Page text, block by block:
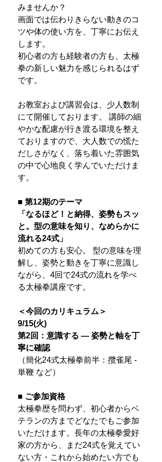
みませんか？
画面では伝わりきらない動きのコ
ツや体の使い方を、丁寧にお伝え
します。
初心者の方も経験者の方も、太極
拳の新しい魅力を感じられるはず
です。
お教室および講習会は、少人数制
にて開催しております。 講師の細
やかな配慮が行き渡る環境を整え
ておりますので、大人数での慌た
だしさがなく、落ち着いた雰囲気
の中で心地良く学んでいただけま
す。
■ 第12期のテーマ
「なるほど！と納得、姿勢もスッ
と。型の意味を知り、なめらかに
流れる24式」
初めての方も安心。 型の意味を理
解し、姿勢と動きを丁寧に意識し
ながら、4回で24式の流れを学べ
る太極拳講座です。
＜今回のカリキュラム＞
9/15(火)
第2回：意識する ― 姿勢と軸を丁
寧に確認
（簡化24式太極拳前半：攬雀尾 -
単鞭 など）
■ ご参加資格
太極拳歴を問わず、初心者からベ
テランの方までどなたでもご参加
いただけます。長年の太極拳愛好
家の方から、まだ24式を覚えてい
ない方・これから始めたい方でも